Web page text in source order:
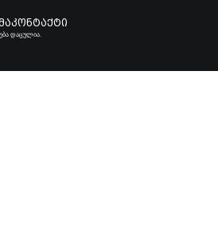
კონტაქტი
დაცულია.